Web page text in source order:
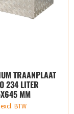
TRAANPLAAT
234 LITER
MM
excl. BTW